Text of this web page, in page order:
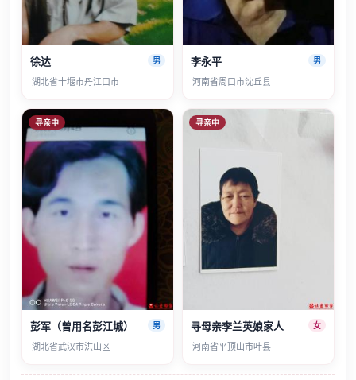
徐达 男
湖北省十堰市丹江口市
李永平 男
河南省周口市沈丘县
寻亲中
彭军（曾用名彭江城） 男
湖北省武汉市洪山区
寻亲中
寻母亲李兰英娘家人 女
河南省平顶山市叶县